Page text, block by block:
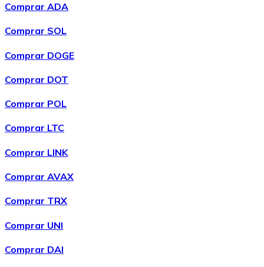
Comprar ADA
Comprar SOL
Comprar DOGE
Comprar DOT
Comprar POL
Comprar LTC
Comprar LINK
Comprar AVAX
Comprar TRX
Comprar UNI
Comprar DAI